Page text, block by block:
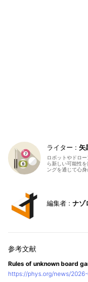
矢
ロボットやドロ
ら新しい可能性
ングを通じて心身
ナゾ
Rules of unknown board
https://phys.org/news/